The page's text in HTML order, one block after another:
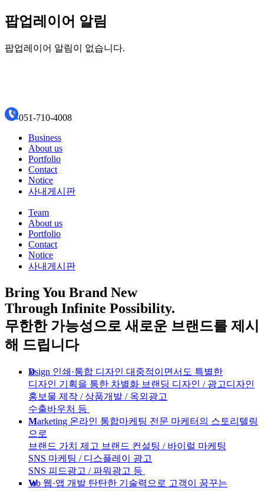
팝업레이어 알림
팝업레이어 알림이 없습니다.
051-710-4008
Business
About us
Portfolio
Contact
Notice
사내게시판
Team
About us
Portfolio
Contact
Notice
사내게시판
Bring You Brand New
Through Infinite Possibility.
무한한 가능성으로 새로운 브랜드를 제시
해 드립니다
Design 인쇄·통합 디자인 대중적이면서도 특별한
디자인 기획을 통한 차별화 브랜딩 디자인 / 광고디자인
홍보물 제작 / 상품개발 / 옥외광고
수출바우처 등
Marketing 온라인 통합마케팅 전문 마케터의 스토리텔링
으로
브랜드 가치 제고 브랜드 컨설팅 / 바이럴 마케팅
SNS 마케팅 / 디스플레이 광고
SNS 피드광고 / 파워광고 등
W
eb 웹·앱 개발 탄탄한 기술력으로 고객이 꿈꾸는